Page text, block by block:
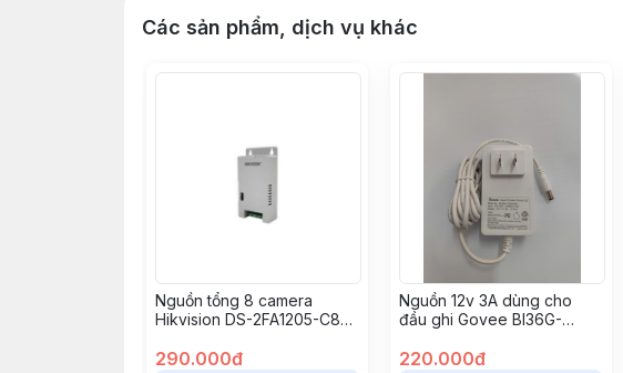
Các sản phẩm, dịch vụ khác
Nguồn tổng 8 camera
Hikvision DS-2FA1205-C8
290.000đ
Nguồn 12v 3A dùng cho
đầu ghi Govee BI36G-
220.000đ